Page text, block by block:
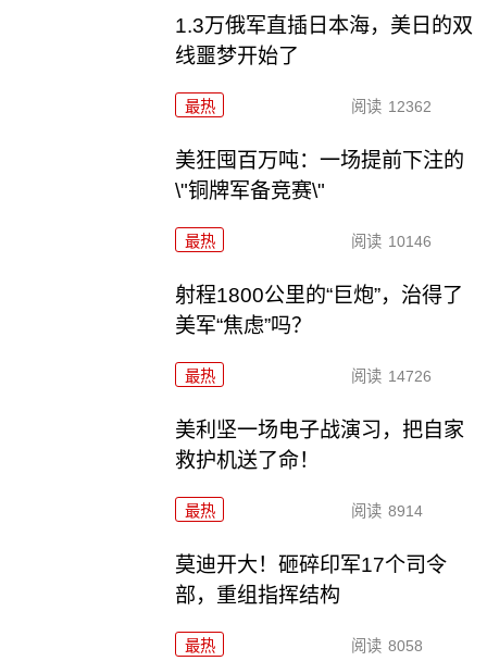
1.3万俄军直插日本海，美日的双
线噩梦开始了
最热 阅读 12362
美狂囤百万吨：一场提前下注的
\"铜牌军备竞赛\"
最热 阅读 10146
射程1800公里的“巨炮”，治得了
美军“焦虑”吗？
最热 阅读 14726
美利坚一场电子战演习，把自家
救护机送了命！
最热 阅读 8914
莫迪开大！砸碎印军17个司令
部，重组指挥结构
最热 阅读 8058